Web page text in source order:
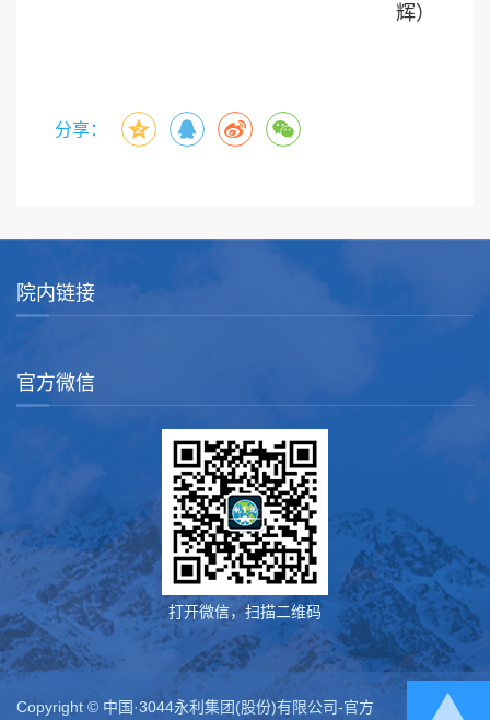
辉）
分享：
院内链接
官方微信
打开微信，扫描二维码
Copyright © 中国·3044永利集团(股份)有限公司-官方